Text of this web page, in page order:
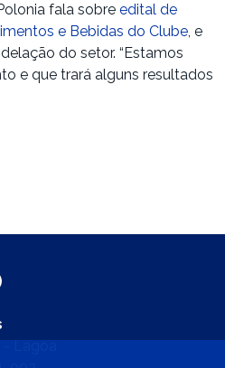
fala sobre edital de
e Bebidas do Clube, e
do setor. “Estamos
e que trará alguns resultados
- Lagoa